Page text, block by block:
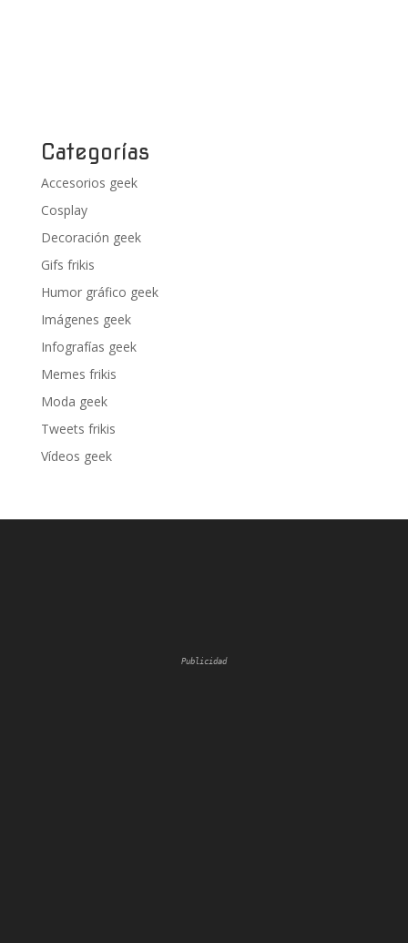
Categorías
Accesorios geek
Cosplay
Decoración geek
Gifs frikis
Humor gráfico geek
Imágenes geek
Infografías geek
Memes frikis
Moda geek
Tweets frikis
Vídeos geek
Publicidad